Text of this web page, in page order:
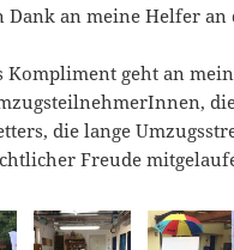
Dank an meine Helfer an
Kompliment geht an
die lange
Freude